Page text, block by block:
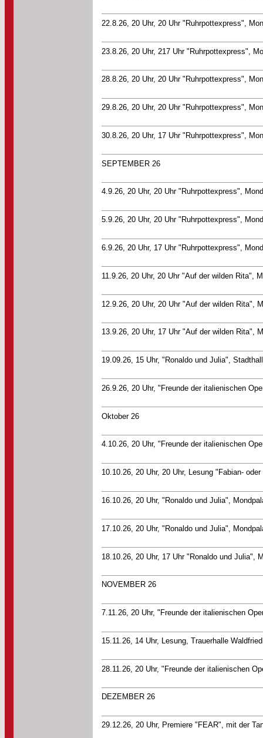
22.8.26, 20 Uhr, 20 Uhr "Ruhrpottexpress",
23.8.26, 20 Uhr, 217 Uhr "Ruhrpottexpress",
28.8.26, 20 Uhr, 20 Uhr "Ruhrpottexpress",
29.8.26, 20 Uhr, 20 Uhr "Ruhrpottexpress",
30.8.26, 20 Uhr, 17 Uhr "Ruhrpottexpress",
SEPTEMBER 26
4.9.26, 20 Uhr, 20 Uhr "Ruhrpottexpress",
5.9.26, 20 Uhr, 20 Uhr "Ruhrpottexpress",
6.9.26, 20 Uhr, 17 Uhr "Ruhrpottexpress",
11.9.26, 20 Uhr, 20 Uhr "Auf der wilden Rita",
12.9.26, 20 Uhr, 20 Uhr "Auf der wilden Rita",
13.9.26, 20 Uhr, 17 Uhr "Auf der wilden Rita",
19.09.26, 15 Uhr, "Ronaldo und Julia",
26.9.26, 20 Uhr, "Freunde der italienischen
Oktober 26
4.10.26, 20 Uhr, "Freunde der italienischen
10.10.26, 20 Uhr, 20 Uhr, Lesung "Fabian-
16.10.26, 20 Uhr, "Ronaldo und Julia",
17.10.26, 20 Uhr, "Ronaldo und Julia",
18.10.26, 20 Uhr, 17 Uhr "Ronaldo und Julia",
NOVEMBER 26
7.11.26, 20 Uhr, "Freunde der italienischen
15.11.26, 14 Uhr, Lesung, Trauerhalle
28.11.26, 20 Uhr, "Freunde der italienischen
DEZEMBER 26
29.12.26, 20 Uhr, Premiere "FEAR", mit der